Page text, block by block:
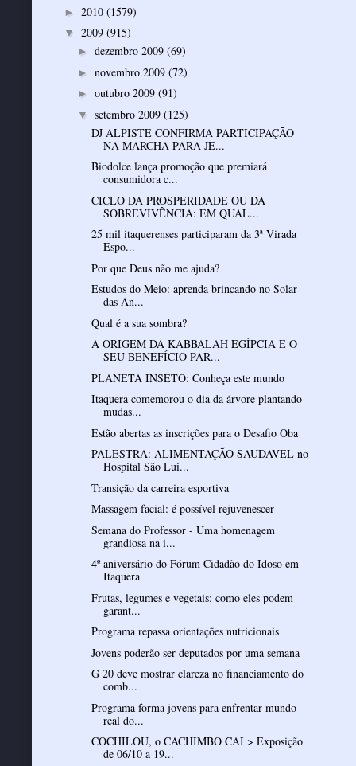
► 2010 (1579)
▼ 2009 (915)
► dezembro 2009 (69)
► novembro 2009 (72)
► outubro 2009 (91)
▼ setembro 2009 (125)
DJ ALPISTE CONFIRMA PARTICIPAÇÃO
NA MARCHA PARA JE...
Biodolce lança promoção que premiará
consumidora c...
CICLO DA PROSPERIDADE OU DA
SOBREVIVÊNCIA: EM QUAL...
25 mil itaquerenses participaram da 3ª Virada
Espo...
Por que Deus não me ajuda?
Estudos do Meio: aprenda brincando no Solar
das An...
Qual é a sua sombra?
A ORIGEM DA KABBALAH EGÍPCIA E O
SEU BENEFÍCIO PAR...
PLANETA INSETO: Conheça este mundo
Itaquera comemorou o dia da árvore plantando
mudas...
Estão abertas as inscrições para o Desafio Oba
PALESTRA: ALIMENTAÇÃO SAUDAVEL no
Hospital São Lui...
Transição da carreira esportiva
Massagem facial: é possível rejuvenescer
Semana do Professor - Uma homenagem
grandiosa na i...
4º aniversário do Fórum Cidadão do Idoso em
Itaquera
Frutas, legumes e vegetais: como eles podem
garant...
Programa repassa orientações nutricionais
Jovens poderão ser deputados por uma semana
G 20 deve mostrar clareza no financiamento do
comb...
Programa forma jovens para enfrentar mundo
real do...
COCHILOU, o CACHIMBO CAI > Exposição
de 06/10 a 19...